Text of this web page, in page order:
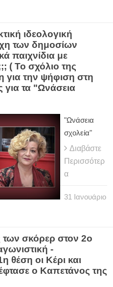
ιδεολογική
των δημοσίων
παιχνίδια με
( Το σχόλιο της
για την ψήφιση στη
τα "Ωνάσεια
"Ωνάσεια
σχολεία"
Διαβάστε
Περισσότερ
α
31
Ιανουάριο
των σκόρερ στον 2ο
-
θέση οι Κέρι και
ο Καπετάνος της